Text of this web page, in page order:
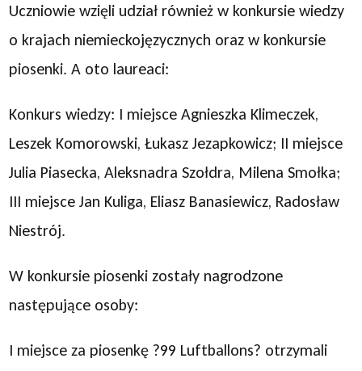
Uczniowie wzięli udział również w konkursie wiedzy
o krajach niemieckojęzycznych oraz w konkursie
piosenki. A oto laureaci:
Konkurs wiedzy: I miejsce Agnieszka Klimeczek,
Leszek Komorowski, Łukasz Jezapkowicz; II miejsce
Julia Piasecka, Aleksnadra Szołdra, Milena Smołka;
III miejsce Jan Kuliga, Eliasz Banasiewicz, Radosław
Niestrój.
W konkursie piosenki zostały nagrodzone
następujące osoby:
I miejsce za piosenkę ?99 Luftballons? otrzymali